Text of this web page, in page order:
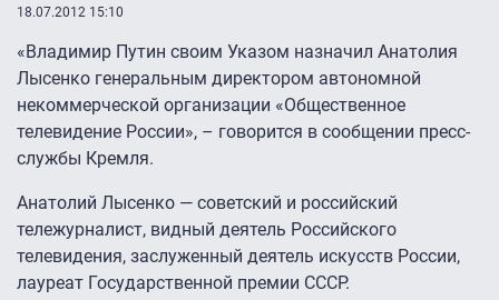
18.07.2012 15:10
«Владимир Путин своим Указом назначил Анатолия
Лысенко генеральным директором автономной
некоммерческой организации «Общественное
телевидение России», – говорится в сообщении пресс-
службы Кремля.
Анатолий Лысенко — советский и российский
тележурналист, видный деятель Российского
телевидения, заслуженный деятель искусств России,
лауреат Государственной премии СССР.